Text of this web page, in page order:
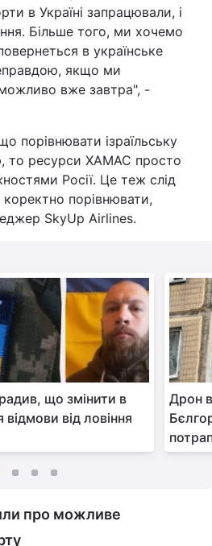
в Україні запрацювали, і
Більше того, ми хочемо
в українське
якщо ми
вже завтра", -
порівнювати ізраїльську
то ресурси ХАМАС просто
Росії. Це теж слід
порівнювати,
SkyUp Airlines.
що змінити в
відмови від ловіння
Дрон
про можливе